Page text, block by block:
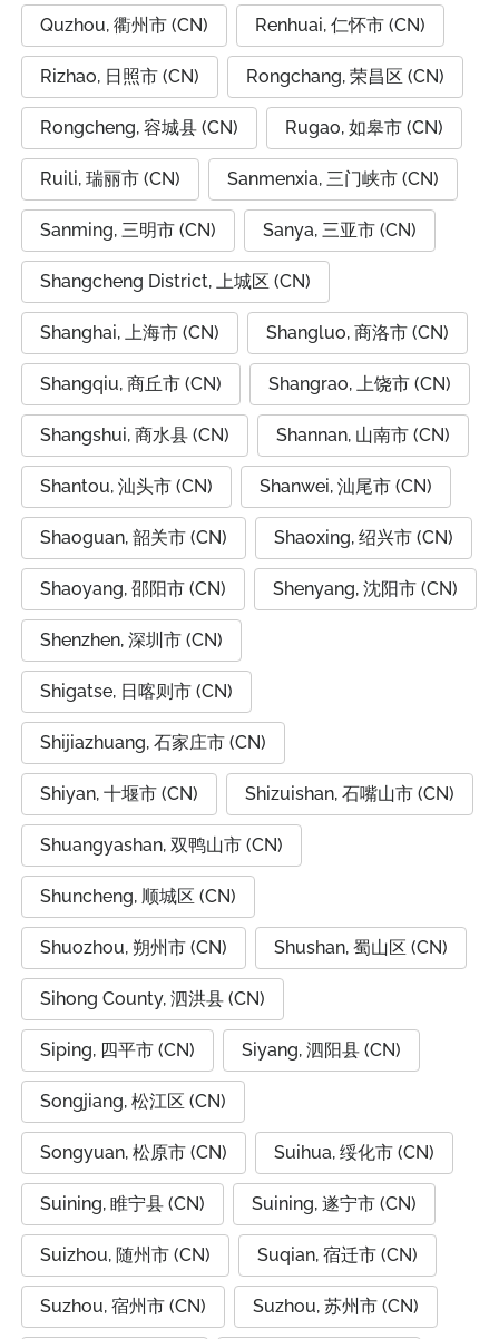
Quzhou, 衢州市 (CN) Renhuai, 仁怀市 (CN)
Rizhao, 日照市 (CN) Rongchang, 荣昌区 (CN)
Rongcheng, 容城县 (CN) Rugao, 如皋市 (CN)
Ruili, 瑞丽市 (CN) Sanmenxia, 三门峡市 (CN)
Sanming, 三明市 (CN) Sanya, 三亚市 (CN)
Shangcheng District, 上城区 (CN)
Shanghai, 上海市 (CN) Shangluo, 商洛市 (CN)
Shangqiu, 商丘市 (CN) Shangrao, 上饶市 (CN)
Shangshui, 商水县 (CN) Shannan, 山南市 (CN)
Shantou, 汕头市 (CN) Shanwei, 汕尾市 (CN)
Shaoguan, 韶关市 (CN) Shaoxing, 绍兴市 (CN)
Shaoyang, 邵阳市 (CN) Shenyang, 沈阳市 (CN)
Shenzhen, 深圳市 (CN)
Shigatse, 日喀则市 (CN)
Shijiazhuang, 石家庄市 (CN)
Shiyan, 十堰市 (CN) Shizuishan, 石嘴山市 (CN)
Shuangyashan, 双鸭山市 (CN)
Shuncheng, 顺城区 (CN)
Shuozhou, 朔州市 (CN) Shushan, 蜀山区 (CN)
Sihong County, 泗洪县 (CN)
Siping, 四平市 (CN) Siyang, 泗阳县 (CN)
Songjiang, 松江区 (CN)
Songyuan, 松原市 (CN) Suihua, 绥化市 (CN)
Suining, 睢宁县 (CN) Suining, 遂宁市 (CN)
Suizhou, 随州市 (CN) Suqian, 宿迁市 (CN)
Suzhou, 宿州市 (CN) Suzhou, 苏州市 (CN)